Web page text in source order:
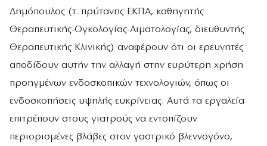
Δημόπουλος (τ. πρύτανης ΕΚΠΑ, καθηγητής
Θεραπευτικής-Ογκολογίας-Αιματολογίας, διευθυντής
Θεραπευτικής Κλινικής) αναφέρουν ότι οι ερευνητές
αποδίδουν αυτήν την αλλαγή στην ευρύτερη χρήση
προηγμένων ενδοσκοπικών τεχνολογιών, όπως οι
ενδοσκοπήσεις υψηλής ευκρίνειας. Αυτά τα εργαλεία
επιτρέπουν στους γιατρούς να εντοπίζουν
περιορισμένες βλάβες στον γαστρικό βλεννογόνο,